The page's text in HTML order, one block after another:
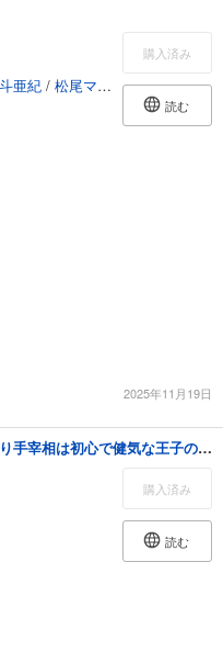
亜紀 / 松尾マアタ
購入済み
読む
2025年11月19日
王子と宰相の恋煩い やり手宰相は初心で健気な王子の純愛に絆される 【電子限定おまけ付き＆イラスト収録】
購入済み
読む